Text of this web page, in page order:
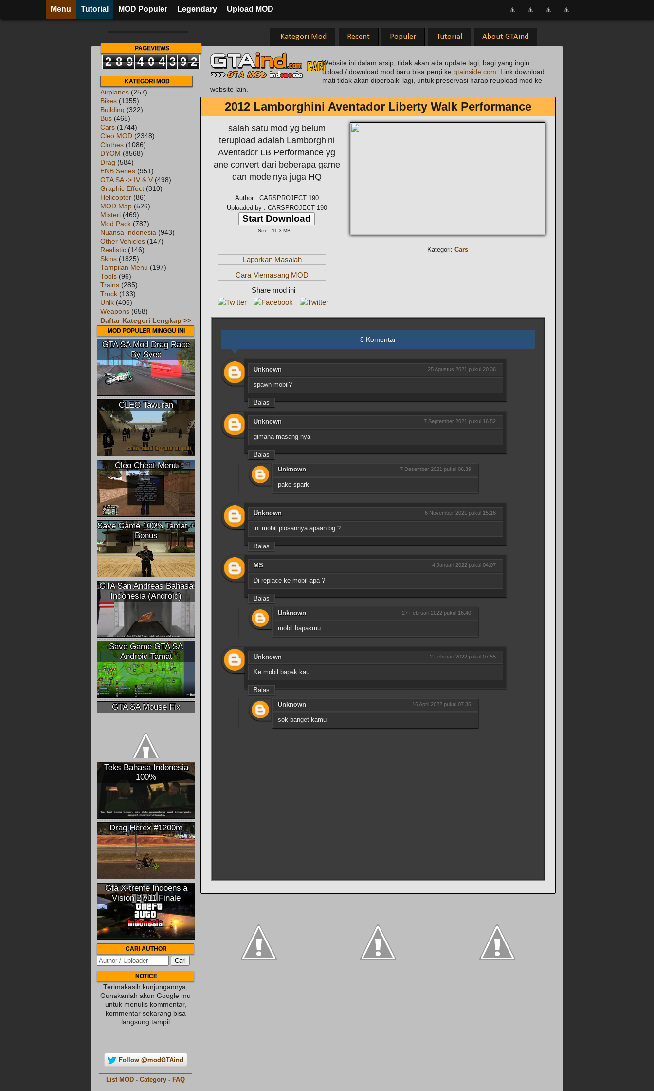
Menu Tutorial MOD Populer Legendary Upload MOD
Kategori Mod Recent Populer Tutorial About GTAind
Website ini dalam arsip, tidak akan ada update lagi, bagi yang ingin
upload / download mod baru bisa pergi ke gtainside.com . Link download
mati tidak akan diperbaiki lagi, untuk preservasi harap reupload mod ke
website lain.
2012 Lamborghini Aventador Liberty Walk Performance
salah satu mod yg belum
terupload adalah Lamborghini
Aventador LB Performance yg
ane convert dari beberapa game
dan modelnya juga HQ
Author : CARSPROJECT 190
Uploaded by : CARSPROJECT 190
Start Download
Size : 11.3 MB
Laporkan Masalah
Cara Memasang MOD
Share mod ini
Kategori: Cars
8 Komentar
Unknown 25 Agustus 2021 pukul 20.36
spawn mobil?
Balas
Unknown 7 September 2021 pukul 16.52
gimana masang nya
Balas
Unknown
7 Desember 2021 pukul 06.39
pake spark
Unknown 6 November 2021 pukul 15.16
ini mobil plosannya apaan bg ?
Balas
MS 4 Januari 2022 pukul 04.07
Di replace ke mobil apa ?
Balas
Unknown
27 Februari 2022 pukul 16.40
mobil bapakmu
Unknown 2 Februari 2022 pukul 07.55
Ke mobil bapak kau
Balas
Unknown
16 April 2022 pukul 07.36
sok banget kamu
PAGEVIEWS
2 8 9 4 0 4 3 9 2
KATEGORI MOD
Airplanes (257)
Bikes (1355)
Building (322)
Bus (465)
Cars (1744)
Cleo MOD (2348)
Clothes (1086)
DYOM (8568)
Drag (584)
ENB Series (951)
GTA SA -> IV & V (498)
Graphic Effect (310)
Helicopter (86)
MOD Map (526)
Misteri (469)
Mod Pack (787)
Nuansa Indonesia (943)
Other Vehicles (147)
Realistic (146)
Skins (1825)
Tampilan Menu (197)
Tools (96)
Trains (285)
Truck (133)
Unik (406)
Weapons (658)
Daftar Kategori Lengkap >>
MOD POPULER MINGGU INI
GTA SA Mod Drag Race
By Syed
CLEO Tawuran
Cleo Cheat Menu
Save Game 100% Tamat +
Bonus
GTA San Andreas Bahasa
Indonesia (Android)
Save Game GTA SA
Android Tamat
GTA SA Mouse Fix
Teks Bahasa Indonesia
100%
Drag Herex #1200m
Gta X-treme Indoensia
Vision 2 v11 Finale
CARI AUTHOR
NOTICE
Terimakasih kunjungannya,
Gunakanlah akun Google mu
untuk menulis kommentar,
kommentar sekarang bisa
langsung tampil
Follow @modGTAind
List MOD - Category - FAQ